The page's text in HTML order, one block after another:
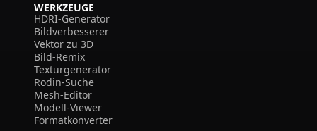
WERKZEUGE
HDRI-Generator
Bildverbesserer
Vektor zu 3D
Bild-Remix
Texturgenerator
Rodin-Suche
Mesh-Editor
Modell-Viewer
Formatkonverter